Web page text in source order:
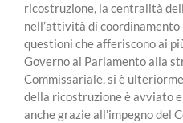
ricostruzione, la centralità
nell’attività di
questioni che afferiscono ai
Governo al Parlamento alla
Commissariale, si è
della ricostruzione è avviato
anche grazie all’impegno del